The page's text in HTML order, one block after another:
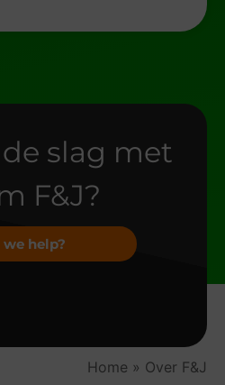
slag met
F&J?
help?
Home » Over F&J